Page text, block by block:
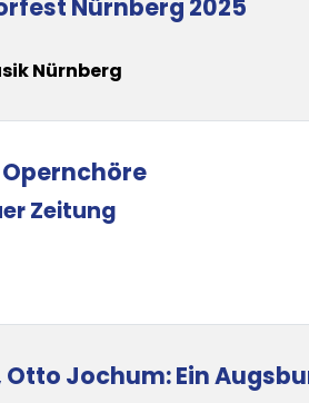
Nürnberg 2025
Nürnberg
Zeitung
Jochum: Ein